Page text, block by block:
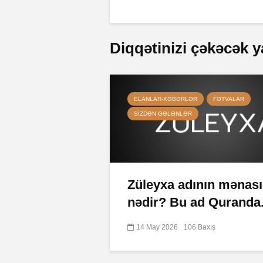
Diqqətinizi çəkəcək
ELANLAR-XƏBƏRLƏR FƏTVALAR
SIZDƏN GƏLƏNLƏR
Züleyxa adının mənası
nədir? Bu ad
14 May 2026 106 Baxış